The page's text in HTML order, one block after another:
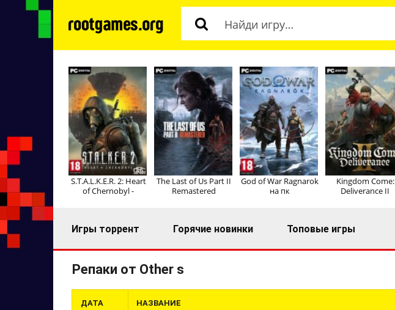
S.T.A.L.K.E.R. 2: Heart
of Chernobyl -
The Last of Us Part II
Remastered
God of War Ragnarok
на пк
Kingdom Come:
Deliverance II
Игры торрент Горячие новинки Топовые игры
Репаки от Other s
ДАТА НАЗВАНИЕ